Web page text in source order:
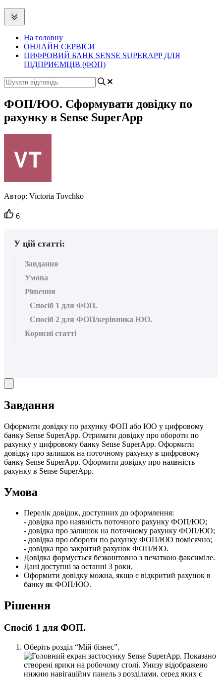
На головну
ОНЛАЙН СЕРВІСИ
ЦИФРОВИЙ БАНК SENSE SUPERAPP ДЛЯ
ПІДПРИЄМЦІВ (ФОП)
ФОП/ЮО. Сформувати довідку по
рахунку в Sense SuperApp
Автор: Victoria Tovchko
Кількість
вподобайок:
6
У цій статті:
Завдання
Умова
Рішення
Спосіб 1 для ФОП.
Спосіб 2 для ФОП/керівника ЮО.
Корисні статті
-
Завдання
Оформити довідку по рахунку ФОП або ЮО у цифровому
банку Sense SuperApp. Отримати довідку про обороти по
рахунку у цифровому банку Sense SuperApp. Оформити
довідку про залишок на поточному рахунку в цифровому
банку Sense SuperApp. Оформити довідку про наявність
рахунку в Sense SuperApp.
Умова
Перелік довідок, доступних до оформлення:
- довідка про наявність поточного рахунку ФОП/ЮО;
- довідка про залишок на поточному рахунку ФОП/ЮО;
- довідка про обороти по рахунку ФОП/ЮО помісячно;
- довідка про закритий рахунок ФОП/ЮО.
Довідка формується безкоштовно з печаткою факсиміле.
Дані доступні за останні 3 роки.
Оформити довідку можна, якщо є відкритий рахунок в
банку як ФОП/ЮО.
Рішення
Спосіб 1 для ФОП.
Оберіть розділ “Мій бізнес”.